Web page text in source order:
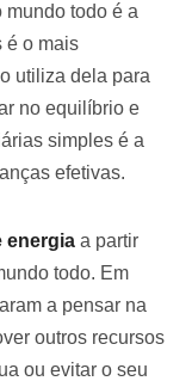
todo é a
é o mais
utiliza dela para
no equilíbrio e
simples é a
efetivas.
energia a partir
todo. Em
a pensar na
outros recursos
ou evitar o seu